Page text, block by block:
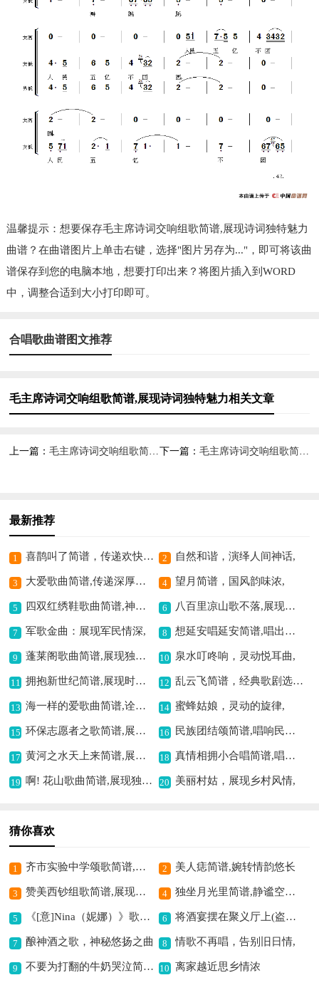
温馨提示：想要保存毛主席诗词交响组歌简谱,展现诗词独特魅力
曲谱？在曲谱图片上单击右键，选择"图片另存为..."，即可将该曲
谱保存到您的电脑本地，想要打印出来？将图片插入到WORD
中，调整合适到大小打印即可。
合唱歌曲谱图文推荐
毛主席诗词交响组歌简谱,展现诗词独特魅力相关文章
上一篇：毛主席诗词交响组歌简谱,展现磅礴气势 下一篇： 毛主席诗词交响组歌简谱,展现磅礴气势
最新推荐
1 喜鹊叫了简谱，传递欢快之情 2 自然和谐，演绎人间神话,
3 大爱歌曲简谱,传递深厚情感 4 望月简谱，国风韵味浓,
5 四双红绣鞋歌曲简谱,神秘红绣鞋的旋律 6 八百里凉山歌不落,展现彝族风情
7 军歌金曲：展现军民情深, 8 想延安唱延安简谱,唱出对延安的深情
9 蓬莱阁歌曲简谱,展现独特意境 10 泉水叮咚响，灵动悦耳曲,
11 拥抱新世纪简谱,展现时代风采 12 乱云飞简谱，经典歌剧选曲,
13 海一样的爱歌曲简谱,诠释深沉的爱 14 蜜蜂姑娘，灵动的旋律,
15 环保志愿者之歌简谱,展现奉献精神 16 民族团结颂简谱,唱响民族一家情
17 黄河之水天上来简谱,展现磅礴气势 18 真情相拥小合唱简谱,唱出真挚情感
19 啊! 花山歌曲简谱,展现独特民族风 20 美丽村姑，展现乡村风情,
猜你喜欢
1 齐市实验中学颂歌简谱,展现校园独特风采 2 美人痣简谱,婉转情韵悠长
3 赞美西钞组歌简谱,展现走向辉煌历程 4 独坐月光里简谱,静谧空灵之韵
5 《[意]Nina（妮娜）》歌曲简谱,感受别样意式风情 6 将酒宴摆在聚义厅上(盗御马窦尔墩唱段,琴谱)简谱京剧,尽显豪杰侠义情
7 酿神酒之歌，神秘悠扬之曲 8 情歌不再唱，告别旧日情,
9 不要为打翻的牛奶哭泣简谱,释怀过往不悲伤 10 离家越近思乡情浓